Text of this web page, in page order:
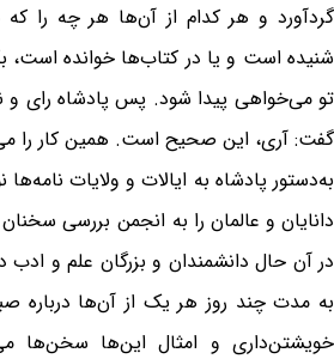
گردآورد و هر کدام از آن‌ها هر چه را که
شنیده است و یا در کتاب‌ها خوانده است،
تو می‌خواهی پیدا شود. پس پادشاه رای و
گفت: آری، این صحیح است. همین کار را
به‌دستور پادشاه به ایالات و ولایات
دانایان و عالمان را به انجمن بررسی
در آن حال دانشمندان و بزرگان علم و
به مدت چند روز هر یک از آن‌ها درباره
خویشتن‌داری و امثال این‌ها سخن‌ها